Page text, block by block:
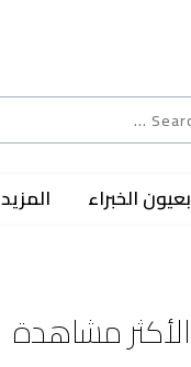
بعيون الخبراء المزيد
الأكثر مشاهدة